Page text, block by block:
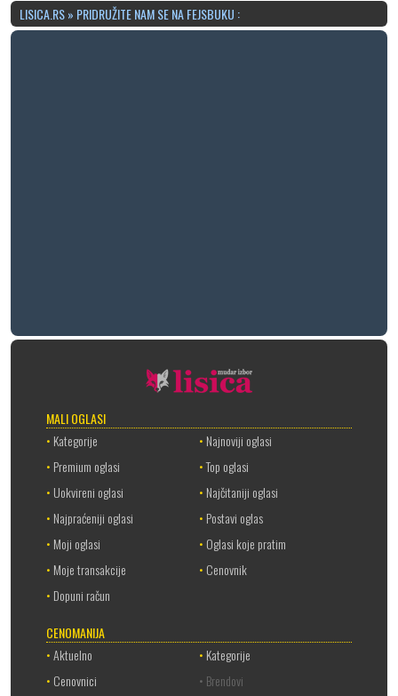
LISICA.RS » PRIDRUŽITE NAM SE NA FEJSBUKU :
MALI OGLASI
• Kategorije • Najnoviji oglasi
• Premium oglasi •Top oglasi
• Uokvireni oglasi • Najčitaniji oglasi
• Najpraćeniji oglasi • Postavi oglas
• Moji oglasi • Oglasi koje pratim
• Moje transakcije • Cenovnik
• Dopuni račun
CENOMANIJA
•Aktuelno • Kategorije
• Cenovnici
• Brendovi